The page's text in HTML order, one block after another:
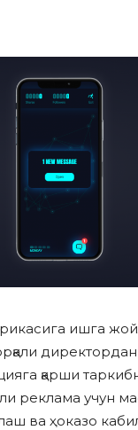
ишга
қарши
реклама учун
ва ҳоказо